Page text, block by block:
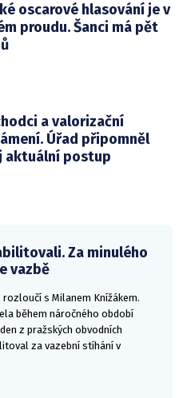
oscarové hlasování je v
proudu. Šanci má pět
a valorizační
Úřad připomněl
aktuální postup
Za minulého
vazbě
s Milanem Knížákem.
během náročného období
z pražských obvodních
za vazební stíhání v